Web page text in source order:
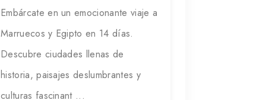
Embárcate en un emocionante viaje a
Marruecos y Egipto en 14 días.
Descubre ciudades llenas de
historia, paisajes deslumbrantes y
culturas fascinant ...